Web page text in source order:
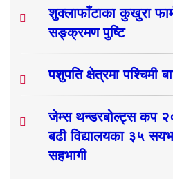
शुक्लाफाँटाका कुखुरा
सङ्क्रमण पुष्टि
पशुपति क्षेत्रमा पश्चिमी
जेम्स थन्डरबोल्ट्स कप
बढी विद्यालयका ३५
सहभागी